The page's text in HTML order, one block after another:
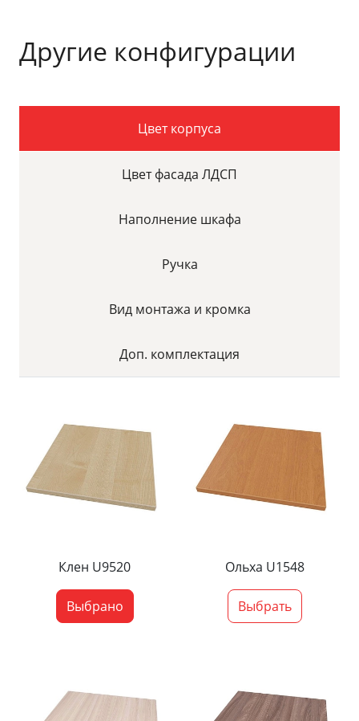
Другие конфигурации
Цвет корпуса
Цвет фасада ЛДСП
Наполнение шкафа
Ручка
Вид монтажа и кромка
Доп. комплектация
Клен U9520
Выбрано
Ольха U1548
Выбрать